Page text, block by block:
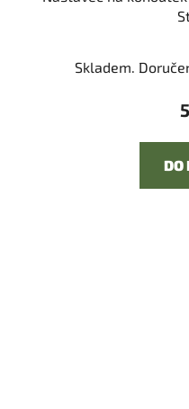
Skladem.
DO